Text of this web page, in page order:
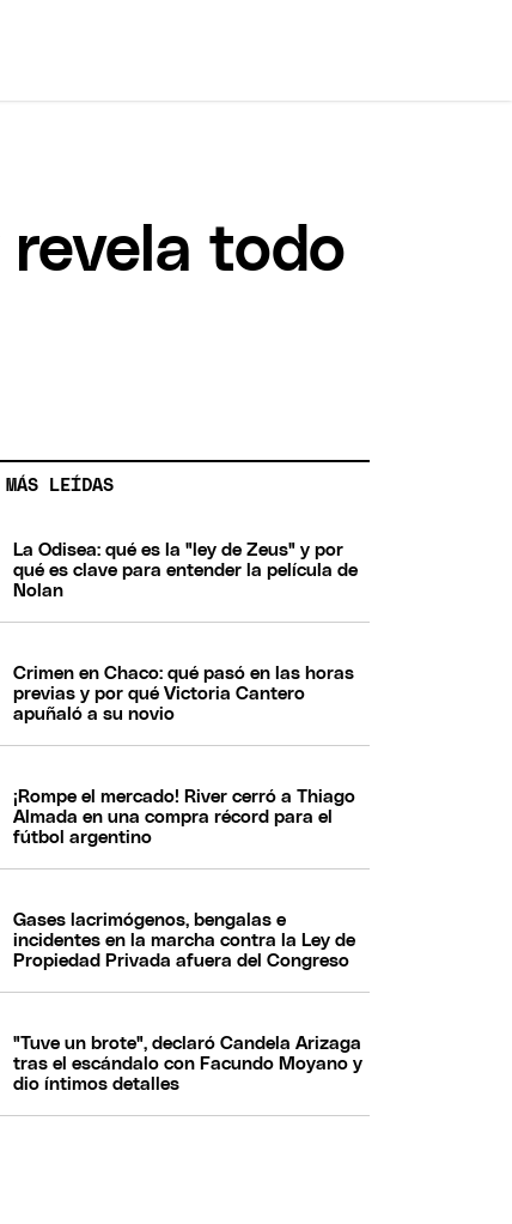
todo
MÁS LEÍDAS
La Odisea: qué es la "ley de Zeus" y por
qué es clave para entender la película de
Nolan
Crimen en Chaco: qué pasó en las horas
previas y por qué Victoria Cantero
apuñaló a su novio
¡Rompe el mercado! River cerró a Thiago
Almada en una compra récord para el
fútbol argentino
Gases lacrimógenos, bengalas e
incidentes en la marcha contra la Ley de
Propiedad Privada afuera del Congreso
"Tuve un brote", declaró Candela Arizaga
tras el escándalo con Facundo Moyano y
dio íntimos detalles